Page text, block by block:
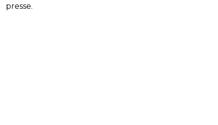
presse.